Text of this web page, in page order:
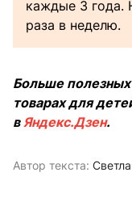
каждые 3 года.
раза в неделю.
Больше
товарах для
вЯндекс.Дзен.
Автор текста: